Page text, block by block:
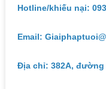
Hotline/khiếu nại:
Email:
Địa chỉ: 382A, đường